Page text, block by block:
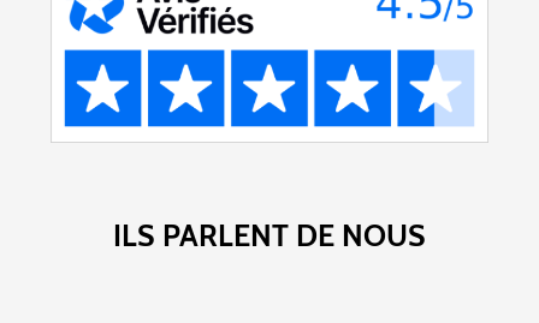
ILS PARLENT DE NOUS